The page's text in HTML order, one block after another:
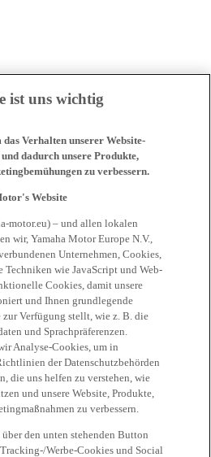
ist uns wichtig
Verhalten unserer Website-
dadurch unsere Produkte,
zu verbessern.
Website
motor.eu) – und allen lokalen
wir, Yamaha Motor Europe N.V.,
Unternehmen, Cookies,
wie JavaScript und Web-
Cookies, damit unsere
und Ihnen grundlegende
Verfügung stellt, wie z. B. die
und Sprachpräferenzen.
Analyse-Cookies, um in
der Datenschutzbehörden
die uns helfen zu verstehen, wie
und unsere Website, Produkte,
zu verbessern.
den unten stehenden Button
Werbe-Cookies und Social